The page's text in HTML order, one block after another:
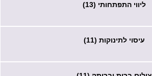
ליווי התפתחותי (13)
עיסוי לתינוקות (11)